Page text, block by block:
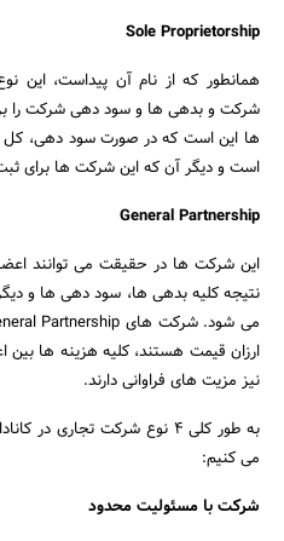
Sole Proprietorship
همانطور که از نام آن پیداست، این
شرکت و بدهی ها و سود دهی شرکت را بر
ها این است که در صورت سود دهی،
است و دیگر آن که این شرکت ها برای
General Partnership
نتیجه کلیه بدهی ها، سود دهی ها و
ارزان قیمت هستند، کلیه هزینه ها
نیز مزیت های فراوانی دارند.
به طور کلی ۴ نوع شرکت تجاری
می کنیم:
شرکت با مسئولیت محدود